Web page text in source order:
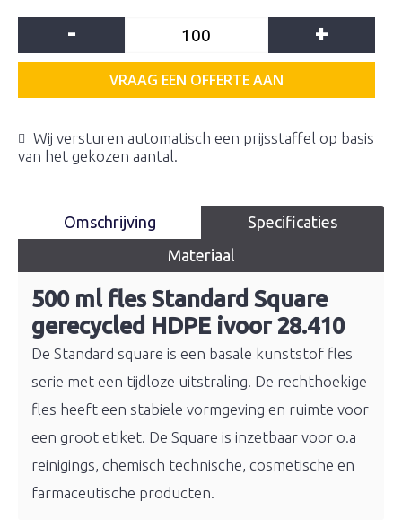
- +
VRAAG EEN OFFERTE AAN
Wij versturen automatisch een prijsstaffel op basis
van het gekozen aantal.
Omschrijving
Specificaties
Materiaal
500 ml fles Standard Square
gerecycled HDPE ivoor 28.410
De Standard square is een basale kunststof fles
serie met een tijdloze uitstraling. De rechthoekige
fles heeft een stabiele vormgeving en ruimte voor
een groot etiket. De Square is inzetbaar voor o.a
reinigings, chemisch technische, cosmetische en
farmaceutische producten.